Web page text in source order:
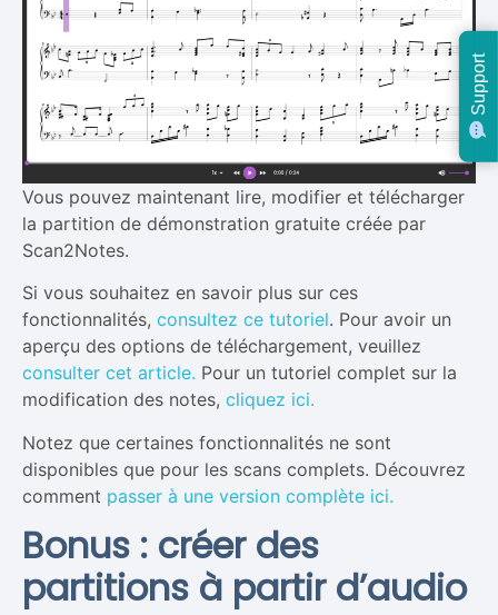
Vous pouvez maintenant lire, modifier et télécharger
la partition de démonstration gratuite créée par
Scan2Notes.
Si vous souhaitez en savoir plus sur ces
fonctionnalités, consultez ce tutoriel. Pour avoir un
aperçu des options de téléchargement, veuillez
consulter cet article. Pour un tutoriel complet sur la
modification des notes, cliquez ici.
Notez que certaines fonctionnalités ne sont
disponibles que pour les scans complets. Découvrez
comment passer à une version complète ici.
Bonus : créer des
partitions à partir d’audio
Support